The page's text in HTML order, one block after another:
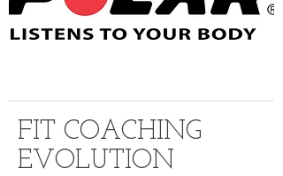
FIT COACHING
EVOLUTION